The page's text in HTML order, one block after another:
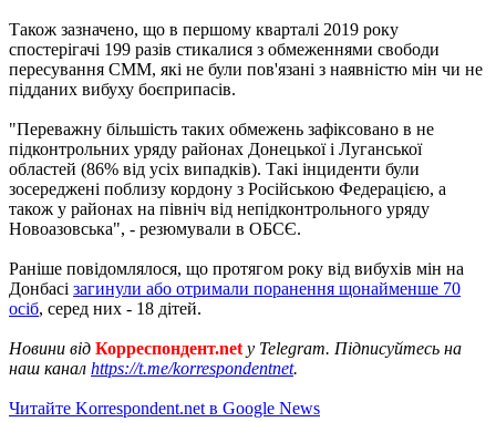
Також зазначено, що в першому кварталі 2019 року
спостерігачі 199 разів стикалися з обмеженнями свободи
пересування СММ, які не були пов'язані з наявністю мін чи не
підданих вибуху боєприпасів.
"Переважну більшість таких обмежень зафіксовано в не
підконтрольних уряду районах Донецької і Луганської
областей (86% від усіх випадків). Такі інциденти були
зосереджені поблизу кордону з Російською Федерацією, а
також у районах на північ від непідконтрольного уряду
Новоазовська", - резюмували в ОБСЄ.
Раніше повідомлялося, що протягом року від вибухів мін на
Донбасі загинули або отримали поранення щонайменше 70
осіб, серед них - 18 дітей.
Новини від Корреспондент.net у Telegram. Підписуйтесь на
наш канал https://t.me/korrespondentnet.
Читайте Korrespondent.net в Google News